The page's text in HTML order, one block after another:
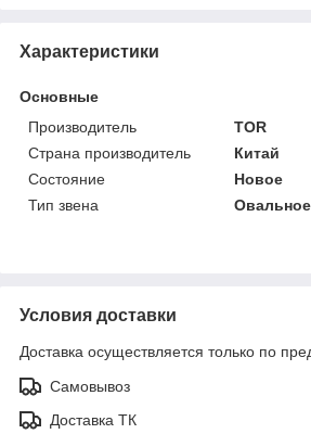
Характеристики
Основные
Производитель
TOR
Страна производитель
Китай
Состояние
Новое
Тип звена
Овальное
Условия доставки
Доставка осуществляется только по
Самовывоз
Доставка ТК